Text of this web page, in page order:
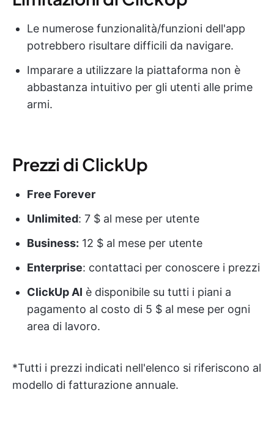
Le numerose funzionalità/funzioni dell'app
potrebbero risultare difficili da navigare.
Imparare a utilizzare la piattaforma non è
abbastanza intuitivo per gli utenti alle prime
armi.
Prezzi di ClickUp
Free Forever
Unlimited: 7 $ al mese per utente
Business: 12 $ al mese per utente
Enterprise: contattaci per conoscere i prezzi
ClickUp AI è disponibile su tutti i piani a
pagamento al costo di 5 $ al mese per ogni
area di lavoro.
*Tutti i prezzi indicati nell'elenco si riferiscono al
modello di fatturazione annuale.